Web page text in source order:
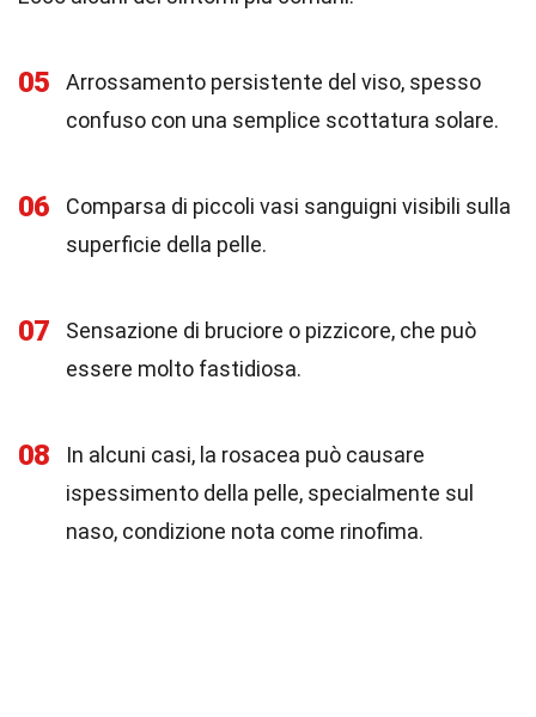
05
Arrossamento persistente del viso, spesso
confuso con una semplice scottatura solare.
06
Comparsa di piccoli vasi sanguigni visibili sulla
superficie della pelle.
07
Sensazione di bruciore o pizzicore, che può
essere molto fastidiosa.
08
In alcuni casi, la rosacea può causare
ispessimento della pelle, specialmente sul
naso, condizione nota come rinofima.